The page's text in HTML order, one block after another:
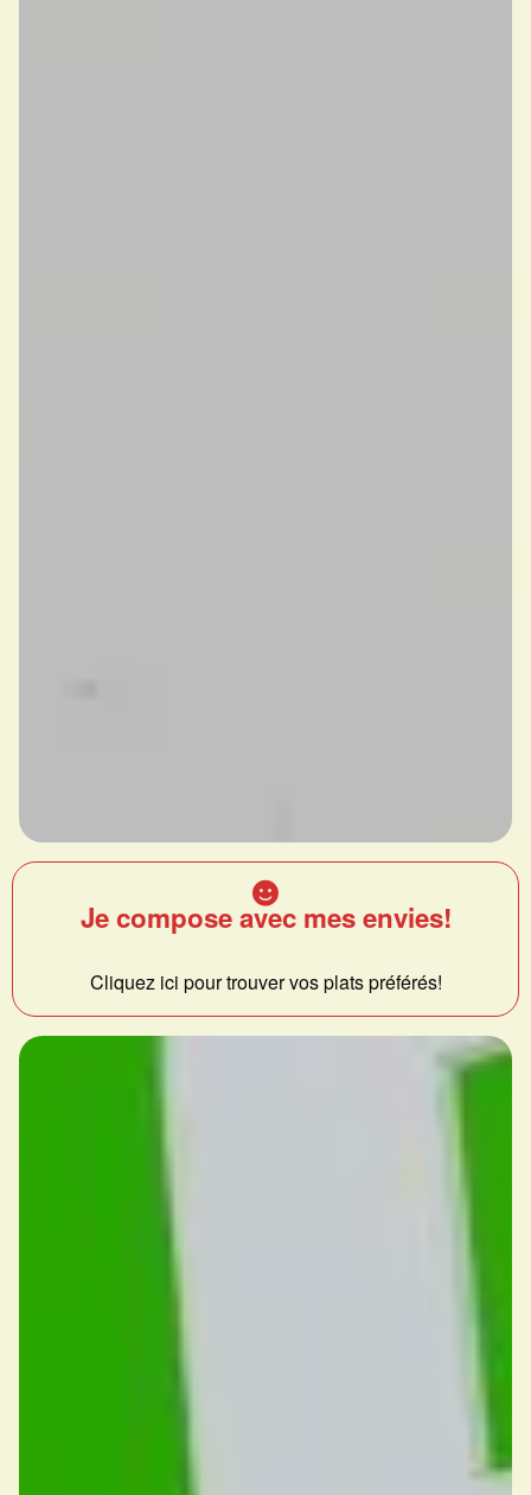
Je compose avec mes envies!
Cliquez ici pour trouver vos plats préférés!